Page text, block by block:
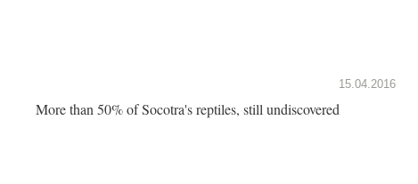
15.04.2016
More than 50% of Socotra's reptiles, still undiscovered